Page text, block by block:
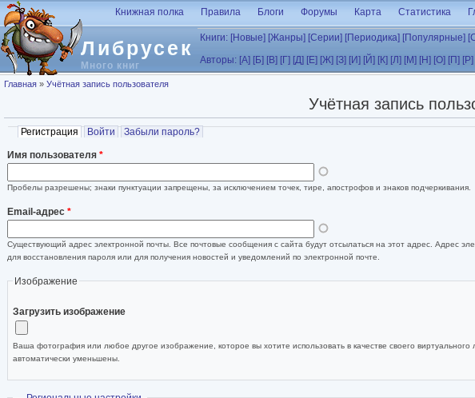
Перейти к основному содержанию
Либрусек
Много книг
Книжная полка Правила Блоги Форумы Карта Статистика
Книги: [Новые] [Жанры] [Серии] [Периодика] [Популярные]
Авторы: [А] [Б] [В] [Г] [Д] [Е] [Ж] [З] [И] [Й] [К] [Л] [М] [Н] [О] [П] [Р]
Вы здесь
Главная » Учётная запись пользователя
Учётная запись
Главные вкладки
Регистрация (активная вкладка)
Войти Забыли пароль?
Имя пользователя *
Пробелы разрешены; знаки пунктуации запрещены, за исключением точек, тире, апострофов и знаков подчеркивания.
Email-адрес *
Существующий адрес электронной почты. Все почтовые сообщения с сайта будут отсылаться на этот адрес. Адрес
для восстановления пароля или для получения новостей и уведомлений по электронной почте.
Изображение
Загрузить изображение
Ваша фотография или любое другое изображение, которое вы хотите использовать в качестве своего
автоматически уменьшены.